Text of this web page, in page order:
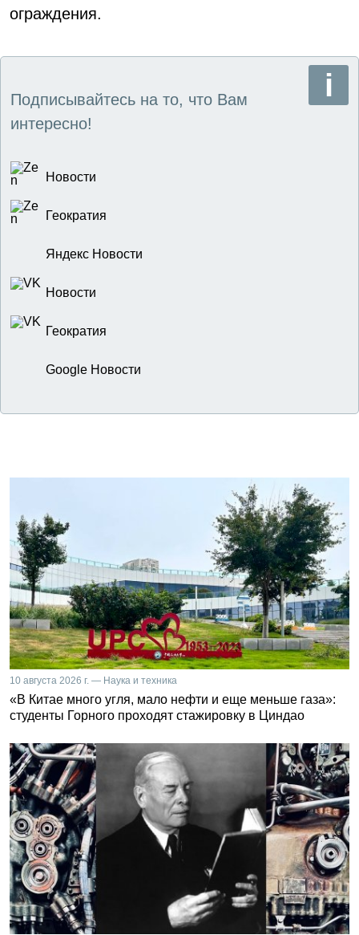
ограждения.
Подписывайтесь на то, что Вам
интересно!
Новости
Геократия
Яндекс Новости
Новости
Геократия
Google Новости
10 августа 2026 г. — Наука и техника
«В Китае много угля, мало нефти и еще меньше газа»:
студенты Горного проходят стажировку в Циндао